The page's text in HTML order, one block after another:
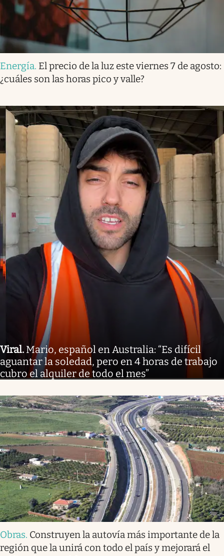
Energía. El precio de la luz este viernes 7 de agosto:
¿cuáles son las horas pico y valle?
Viral. Mario, español en Australia: “Es difícil
aguantar la soledad, pero en 4 horas de trabajo
cubro el alquiler de todo el mes”
Obras. Construyen la autovía más importante de la
región que la unirá con todo el país y mejorará el